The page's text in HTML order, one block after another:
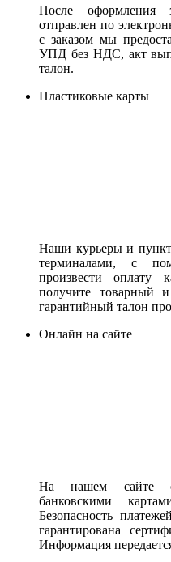
После оформления
отправлен по
с заказом мы
УПД без НДС, акт
талон.
Пластиковые карты
Наши курьеры и
терминалами, с
произвести оплату
получите товарный
гарантийный талон
Онлайн на сайте
На нашем сайте
банковскими
Безопасность
гарантирована
Информация